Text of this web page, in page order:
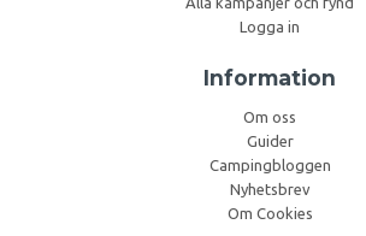
Logga in
Information
Om oss
Guider
Campingbloggen
Nyhetsbrev
Om Cookies